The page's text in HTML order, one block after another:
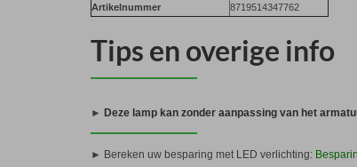
Artikelnummer
8719514347762
Tips en overige info
► Deze lamp kan zonder aanpassing van het
► Bereken uw besparing met LED verlichting: